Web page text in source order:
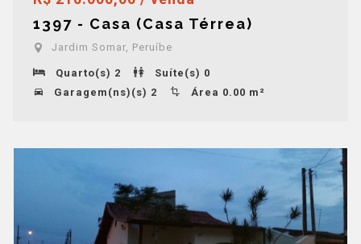
1397 - Casa (Casa Térrea)
Jardim Somar, Peruíbe
Quarto(s) 2
Suíte(s) 0
Garagem(ns)(s) 2
Área 0.00 m²